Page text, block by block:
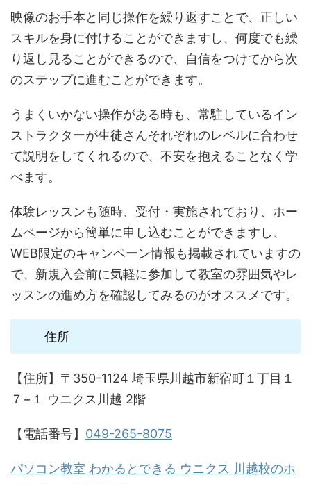
映像のお手本と同じ操作を繰り返すことで、正しい
スキルを身に付けることができますし、何度でも繰
り返し見ることができるので、自信をつけてから次
のステップに進むことができます。
うまくいかない操作がある時も、常駐しているイン
ストラクターが生徒さんそれぞれのレベルに合わせ
て説明をしてくれるので、不安を抱えることなく学
べます。
体験レッスンも随時、受付・実施されており、ホー
ムページから簡単に申し込むことができますし、
WEB限定のキャンペーン情報も掲載されていますの
で、新規入会前に気軽に参加して教室の雰囲気やレ
ッスンの進め方を確認してみるのがオススメです。
住所
【住所】〒350-1124 埼玉県川越市新宿町１丁目１
７−１ ウニクス川越 2階
【電話番号】 049-265-8075
パソコン教室 わかるとできる ウニクス 川越校のホ